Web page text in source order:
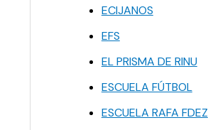
ECIJANOS
EFS
EL PRISMA DE RINU
ESCUELA FÚTBOL
ESCUELA RAFA FDEZ